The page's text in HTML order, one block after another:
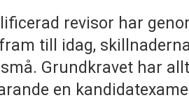
revisor har
till idag,
Grundkravet har
en